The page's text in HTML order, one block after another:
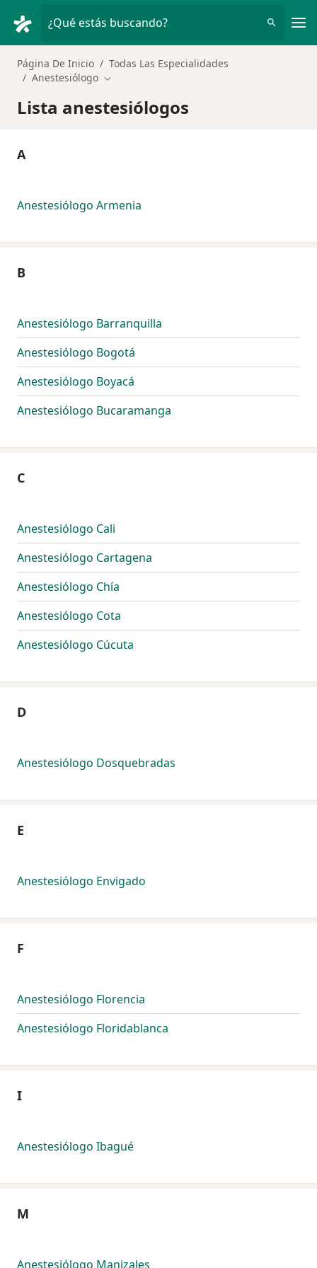
¿Qué estás buscando?
Página De Inicio
Todas Las Especialidades
Anestesiólogo Cambiar de ciudad
Lista anestesiólogos
A
Anestesiólogo Armenia
B
Anestesiólogo Barranquilla
Anestesiólogo Bogotá
Anestesiólogo Boyacá
Anestesiólogo Bucaramanga
C
Anestesiólogo Cali
Anestesiólogo Cartagena
Anestesiólogo Chía
Anestesiólogo Cota
Anestesiólogo Cúcuta
D
Anestesiólogo Dosquebradas
E
Anestesiólogo Envigado
F
Anestesiólogo Florencia
Anestesiólogo Floridablanca
I
Anestesiólogo Ibagué
M
Anestesiólogo Manizales